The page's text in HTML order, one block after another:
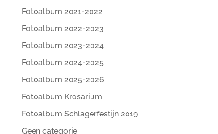
Fotoalbum 2021-2022
Fotoalbum 2022-2023
Fotoalbum 2023-2024
Fotoalbum 2024-2025
Fotoalbum 2025-2026
Fotoalbum Krosarium
Fotoalbum Schlagerfestijn 2019
Geen categorie